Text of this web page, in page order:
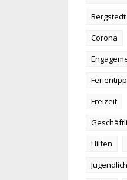
Bergstedt
Corona
Ferientipp
Freizeit
Hilfen